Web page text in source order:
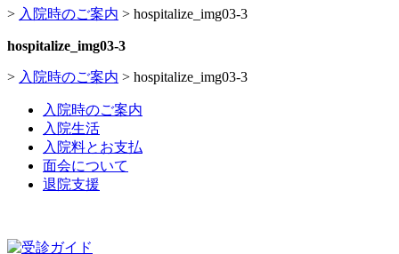
> 入院時のご案内 > hospitalize_img03-3
hospitalize_img03-3
> 入院時のご案内 > hospitalize_img03-3
入院時のご案内
入院生活
入院料とお支払
面会について
退院支援